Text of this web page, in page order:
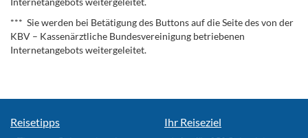
*** Sie werden bei Betätigung des Buttons auf die Seite des von der
KBV – Kassenärztliche Bundesvereinigung betriebenen
Internetangebots weitergeleitet.
Reisetipps Ihr Reiseziel